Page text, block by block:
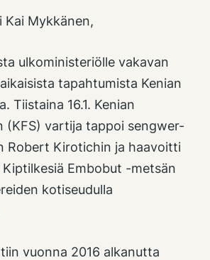
Kai Mykkänen,
ulkoministeriölle vakavan
tapahtumista Kenian
Tiistaina 16.1. Kenian
(KFS) vartija tappoi sengwer-
Robert Kirotichin ja haavoitti
Embobut -metsän
kotiseudulla
vuonna 2016 alkanutta